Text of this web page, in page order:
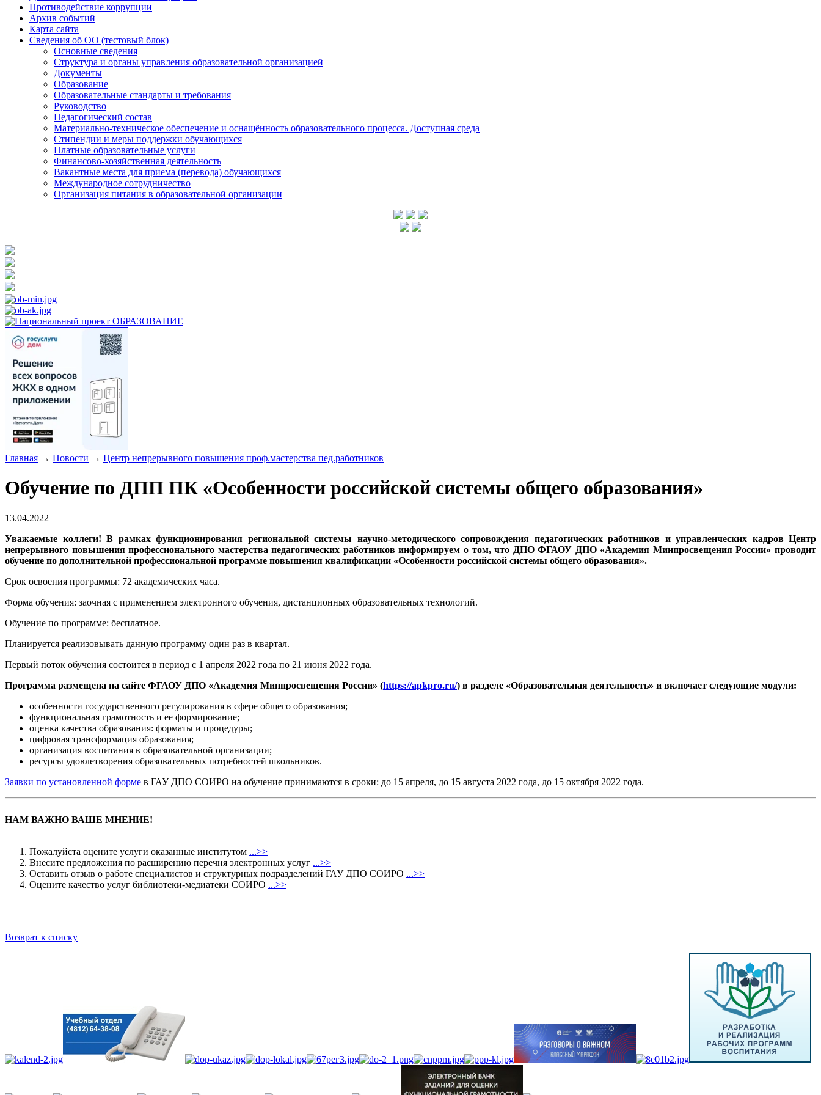
Противодействие коррупции
Архив событий
Карта сайта
Сведения об ОО (тестовый блок)
Основные сведения
Структура и органы управления образовательной организацией
Документы
Образование
Образовательные стандарты и требования
Руководство
Педагогический состав
Материально-техническое обеспечение и оснащённость образовательного процесса. Доступная среда
Стипендии и меры поддержки обучающихся
Платные образовательные услуги
Финансово-хозяйственная деятельность
Вакантные места для приема (перевода) обучающихся
Международное сотрудничество
Организация питания в образовательной организации
Главная → Новости → Центр непрерывного повышения проф.мастерства пед.работников
Обучение по ДПП ПК «Особенности российской системы общего образования»
13.04.2022
Уважаемые коллеги! В рамках функционирования региональной системы научно-методического сопровождения педагогических работников и управленческих кадров Центр
непрерывного повышения профессионального мастерства педагогических работников информируем о том, что ДПО ФГАОУ ДПО «Академия Минпросвещения России» проводит
обучение по дополнительной профессиональной программе повышения квалификации «Особенности российской системы общего образования».
Срок освоения программы: 72 академических часа.
Форма обучения: заочная с применением электронного обучения, дистанционных образовательных технологий.
Обучение по программе: бесплатное.
Планируется реализовывать данную программу один раз в квартал.
Первый поток обучения состоится в период с 1 апреля 2022 года по 21 июня 2022 года.
Программа размещена на сайте ФГАОУ ДПО «Академия Минпросвещения России» (https://apkpro.ru/) в разделе «Образовательная деятельность» и включает следующие модули:
особенности государственного регулирования в сфере общего образования;
функциональная грамотность и ее формирование;
оценка качества образования: форматы и процедуры;
цифровая трансформация образования;
организация воспитания в образовательной организации;
ресурсы удовлетворения образовательных потребностей школьников.
Заявки по установленной форме в ГАУ ДПО СОИРО на обучение принимаются в сроки: до 15 апреля, до 15 августа 2022 года, до 15 октября 2022 года.
НАМ ВАЖНО ВАШЕ МНЕНИЕ!
Пожалуйста оцените услуги оказанные институтом ...>>
Внесите предложения по расширению перечня электронных услуг ...>>
Оставить отзыв о работе специалистов и структурных подразделений ГАУ ДПО СОИРО ...>>
Оцените качество услуг библиотеки-медиатеки СОИРО ...>>
Возврат к списку